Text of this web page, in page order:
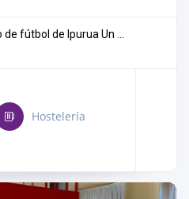
fútbol de Ipurua Un ...
Hostelería